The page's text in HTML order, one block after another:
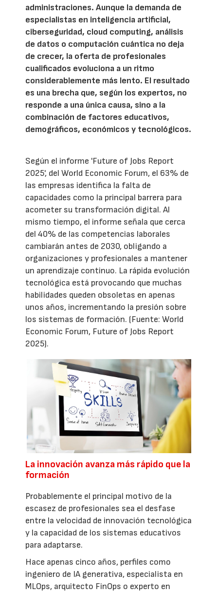
administraciones. Aunque la demanda de
especialistas en inteligencia artificial,
ciberseguridad, cloud computing, análisis
de datos o computación cuántica no deja
de crecer, la oferta de profesionales
cualificados evoluciona a un ritmo
considerablemente más lento. El resultado
es una brecha que, según los expertos, no
responde a una única causa, sino a la
combinación de factores educativos,
demográficos, económicos y tecnológicos.
Según el informe 'Future of Jobs Report
2025', del World Economic Forum, el 63% de
las empresas identifica la falta de
capacidades como la principal barrera para
acometer su transformación digital. Al
mismo tiempo, el informe señala que cerca
del 40% de las competencias laborales
cambiarán antes de 2030, obligando a
organizaciones y profesionales a mantener
un aprendizaje continuo. La rápida evolución
tecnológica está provocando que muchas
habilidades queden obsoletas en apenas
unos años, incrementando la presión sobre
los sistemas de formación. (Fuente: World
Economic Forum, Future of Jobs Report
2025).
La innovación avanza más rápido que la
formación
Probablemente el principal motivo de la
escasez de profesionales sea el desfase
entre la velocidad de innovación tecnológica
y la capacidad de los sistemas educativos
para adaptarse.
Hace apenas cinco años, perfiles como
ingeniero de IA generativa, especialista en
MLOps, arquitecto FinOps o experto en